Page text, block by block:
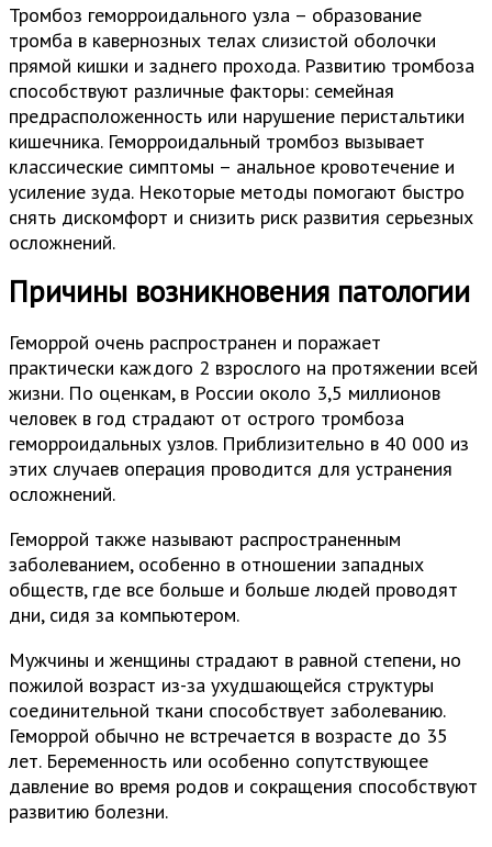
Тромбоз геморроидального узла – образование
тромба в кавернозных телах слизистой оболочки
прямой кишки и заднего прохода. Развитию тромбоза
способствуют различные факторы: семейная
предрасположенность или нарушение перистальтики
кишечника. Геморроидальный тромбоз вызывает
классические симптомы – анальное кровотечение и
усиление зуда. Некоторые методы помогают быстро
снять дискомфорт и снизить риск развития серьезных
осложнений.
Причины возникновения патологии
Геморрой очень распространен и поражает
практически каждого 2 взрослого на протяжении всей
жизни. По оценкам, в России около 3,5 миллионов
человек в год страдают от острого тромбоза
геморроидальных узлов. Приблизительно в 40 000 из
этих случаев операция проводится для устранения
осложнений.
Геморрой также называют распространенным
заболеванием, особенно в отношении западных
обществ, где все больше и больше людей проводят
дни, сидя за компьютером.
Мужчины и женщины страдают в равной степени, но
пожилой возраст из-за ухудшающейся структуры
соединительной ткани способствует заболеванию.
Геморрой обычно не встречается в возрасте до 35
лет. Беременность или особенно сопутствующее
давление во время родов и сокращения способствуют
развитию болезни.